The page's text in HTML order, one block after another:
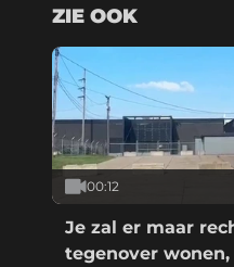
ZIE OOK
00:12
Je zal er maar
tegenover wonen,